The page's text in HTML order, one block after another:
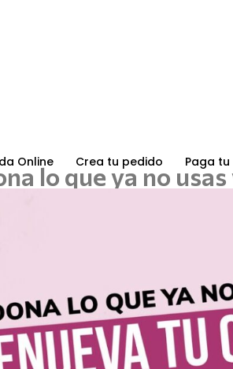
Online Crea tu pedido Paga
lo que ya no